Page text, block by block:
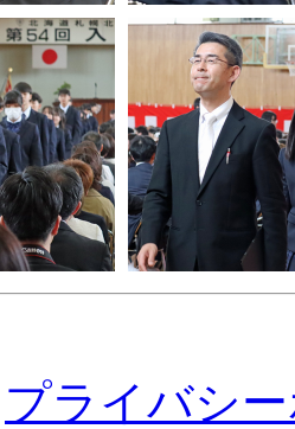
プライバシ